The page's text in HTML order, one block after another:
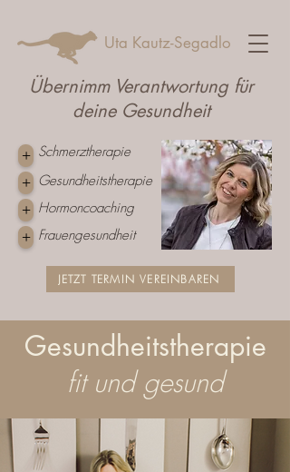
Uta Kautz-Segadlo
Übernimm Verantwortung für
deine Gesundheit
+
+
+
+
Schmerztherapie
Gesundheitstherapie
Hormoncoaching
Frauengesundheit
JETZT TERMIN VEREINBAREN
Gesundheitstherapie
fit und gesund